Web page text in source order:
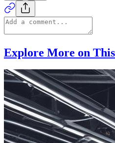
Explore More on